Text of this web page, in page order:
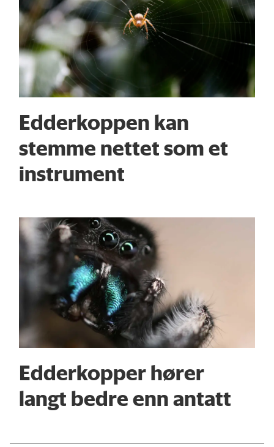
Edderkoppen kan
stemme nettet som et
instrument
Edderkopper hører
langt bedre enn antatt